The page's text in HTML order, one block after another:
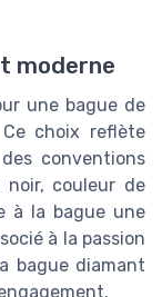
moderne
une bague de
choix reflète
conventions
couleur de
à la bague une
à la passion
bague diamant